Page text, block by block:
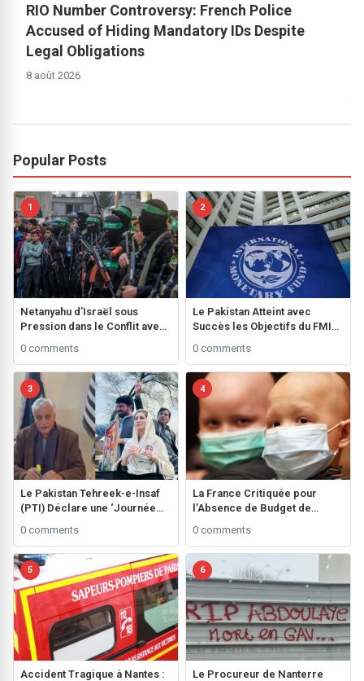
RIO Number Controversy: French Police
Accused of Hiding Mandatory IDs Despite
Legal Obligations
8 août 2026
Popular Posts
1
Netanyahu d’Israël sous
Pression dans le Conflit avec
0 comments
2
Le Pakistan Atteint avec
Succès les Objectifs du FMI
Fiscale Remarquable
0 comments
3
Le Pakistan Tehreek-e-Insaf
(PTI) Déclare une ‘Journée
Générales ###
0 comments
4
La France Critiquée pour
l’Absence de Budget de
Enfants**
0 comments
5
Accident Tragique à Nantes :
6
Le Procureur de Nanterre